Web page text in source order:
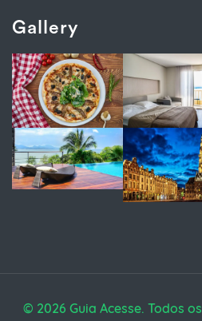
Gallery
© 2026 Guia Acesse. Todos